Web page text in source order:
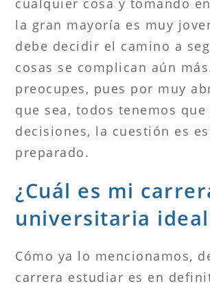
la gran mayoría es muy
debe decidir el camino a
cosas se complican aún
preocupes, pues por muy
que sea, todos tenemos
decisiones, la cuestión es
preparado.
¿Cuál es mi
universitaria
Cómo ya lo mencionamos,
carrera estudiar es en